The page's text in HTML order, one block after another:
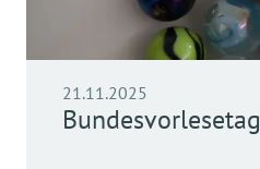
21.11.2025
Bundesvorlesetag